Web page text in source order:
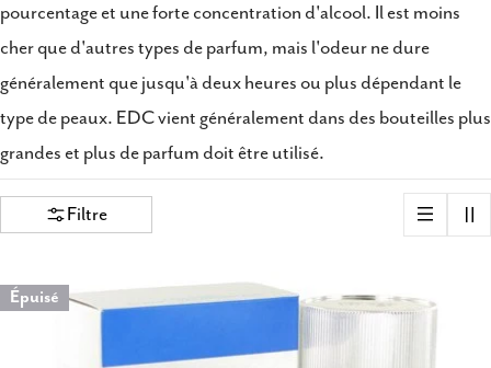
pourcentage et une forte concentration d'alcool. Il est moins
cher que d'autres types de parfum, mais l'odeur ne dure
généralement que jusqu'à deux heures ou plus dépendant le
type de peaux. EDC vient généralement dans des bouteilles plus
grandes et plus de parfum doit être utilisé.
Filtre
Épuisé